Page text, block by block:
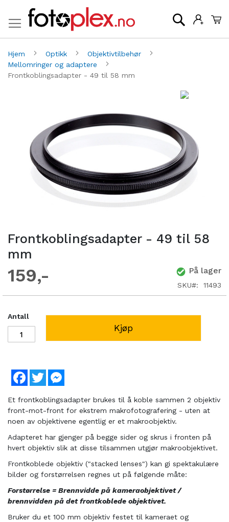
Søk
Hjem Optikk
Objektivtilbehør
Mellomringer og adaptere
Frontkoblingsadapter - 49 til 58 mm
Frontkoblingsadapter - 49 til 58
mm
159 På lager
SKU 11493
Antall
Kjøp
Facebook
Twitter
bildegalleri
Et frontkoblingsadapter brukes til å koble sammen 2 objektiv
front-mot-front for ekstrem makrofotografering - uten at
noen av objektivene egentlig er et makroobjektiv.
Adapteret har gjenger på begge sider og skrus i fronten på
hvert objektiv slik at disse tilsammen utgjør makroobjektivet.
Frontkoblede objektiv ("stacked lenses") kan gi spektakulære
bilder og forstørrelsen regnes ut på følgende måte:
Forstørrelse = Brennvidde på kameraobjektivet /
brennvidden på det frontkoblede objektivet.
Bruker du et 100 mm objektiv festet til kameraet og